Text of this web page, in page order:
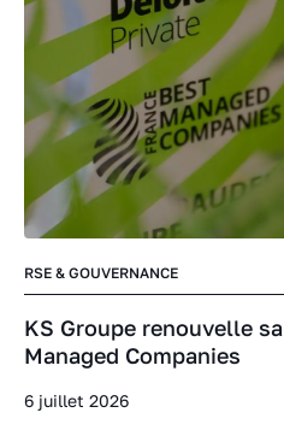
RSE & GOUVERNANCE
KS Groupe renouvelle
Managed Companies
6 juillet 2026